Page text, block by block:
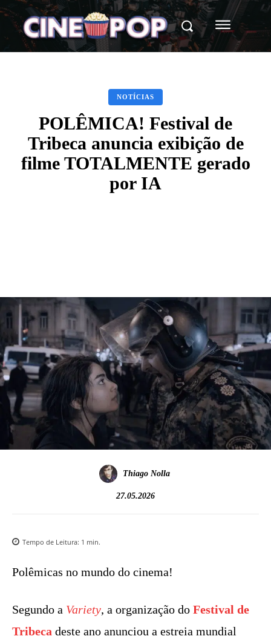
NOTÍCIAS
POLÊMICA! Festival de
Tribeca anuncia exibição de
filme TOTALMENTE gerado
por IA
Thiago Nolla
27.05.2026
Tempo de Leitura: 1 min.
Polêmicas no mundo do cinema!
Segundo a Variety, a organização do Festival de
Tribeca deste ano anunciou a estreia mundial